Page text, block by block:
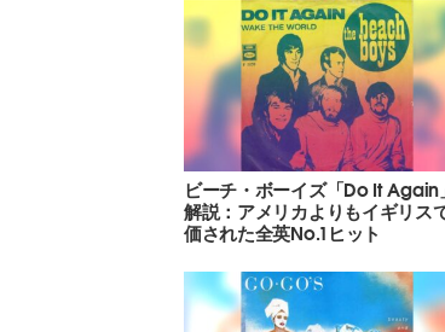
ビーチ・ボーイズ「Do It Again
解説：アメリカよりもイギリス
価された全英No.1ヒット